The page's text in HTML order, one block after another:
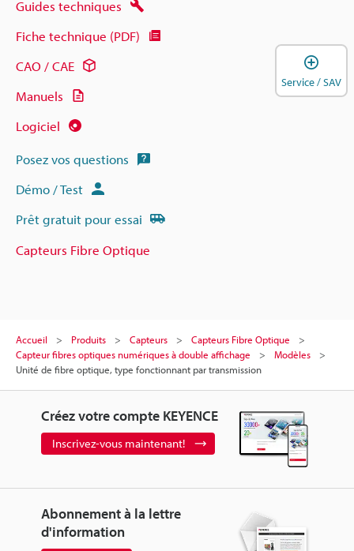
Guides techniques
Fiche technique (PDF)
CAO / CAE
Manuels
Logiciel
Posez vos questions
Démo / Test
Prêt gratuit pour essai
Capteurs Fibre Optique
Accueil Produits Capteurs
Capteurs Fibre Optique
Capteur fibres optiques numériques à double affichage
Modèles
Unité de fibre optique, type fonctionnant par transmission
Créez votre compte KEYENCE
Inscrivez-vous maintenant!
Abonnement à la lettre
d'information
Service / SAV